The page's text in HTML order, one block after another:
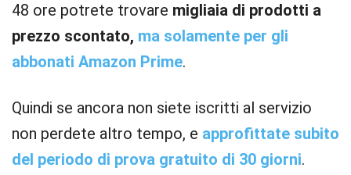
48 ore potrete trovare migliaia di prodotti a
prezzo scontato, ma solamente per gli
abbonati Amazon Prime.
Quindi se ancora non siete iscritti al servizio
non perdete altro tempo, e approfittate subito
del periodo di prova gratuito di 30 giorni.